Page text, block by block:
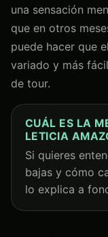
una sensación
que en otros
puede hacer que
variado y más
de tour.
CUÁL ES LA
LETICIA
Si quieres
bajas y cómo
lo explica a